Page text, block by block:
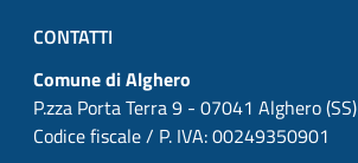
CONTATTI
Comune di Alghero
P.zza Porta Terra 9 - 07041 Alghero (SS)
Codice fiscale / P. IVA: 00249350901